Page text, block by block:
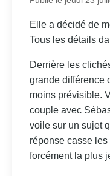
Elle a décidé de
Tous les détails
Derrière les
grande différence
moins prévisible.
couple avec
voile sur un sujet
réponse casse les
forcément la plus